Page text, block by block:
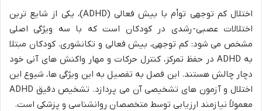
اختلال کم توجهی توأم با بیش فعالی (ADHD)، یکی از شایع ترین
اختلالات عصبی-رشدی در کودکان است که با سه ویژگی اصلی
مشخص می شود: کم توجهی، بیش فعالی و تکانشوری. کودکان مبتلا
به ADHD در حفظ تمرکز، کنترل حرکات و مهار واکنش های آنی خود
دچار چالش هستند. این فصل به تفصیل به این ویژگی ها، شیوع این
اختلال و آزمون های تشخیصی آن می پردازد. تشخیص دقیق ADHD
معمولاً نیازمند ارزیابی توسط متخصصان روانشناسی و پزشکی است.